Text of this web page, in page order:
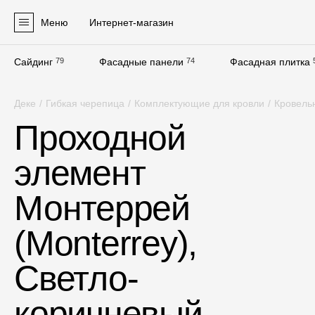
Меню Интернет-магазин
Сайдинг 79 Фасадные панели 74 Фасадная плитка
Сайдинг
Софиты
Фасадная плитка
Комплектующие для фасадов
Пленки и мембраны
Деке / Гибкая черепица / Комплектующие для кровли /
Проходной
элемент
Монтеррей
(Monterrey),
Светло-